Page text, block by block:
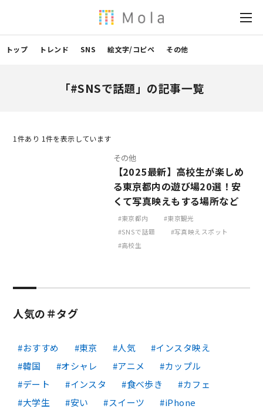
トップ トレンド SNS 絵文字/コピペ その他
「#SNSで話題」の記事一覧
1 件あり 1件を表示しています
その他
【2025最新】高校生が楽しめ
る東京都内の遊び場20選！安
くて写真映えもする場所など
東京都内
東京観光
SNSで話題
写真映えスポット
高校生
人気の＃タグ
おすすめ 東京 人気
インスタ映え
韓国
オシャレ アニメ
カップル
デート
インスタ 食べ歩き
カフェ
大学生
安い スイーツ
iPhone